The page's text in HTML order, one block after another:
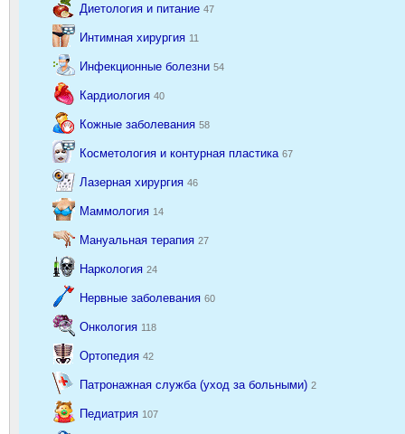
Диетология и питание 47
Интимная хирургия 11
Инфекционные болезни 54
Кардиология 40
Кожные заболевания 58
Косметология и контурная пластика 67
Лазерная хирургия 46
Маммология 14
Мануальная терапия 27
Наркология 24
Нервные заболевания 60
Онкология 118
Ортопедия 42
Патронажная служба (уход за больными) 2
Педиатрия 107